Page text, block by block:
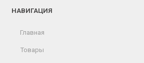
НАВИГАЦИЯ
Главная
Товары